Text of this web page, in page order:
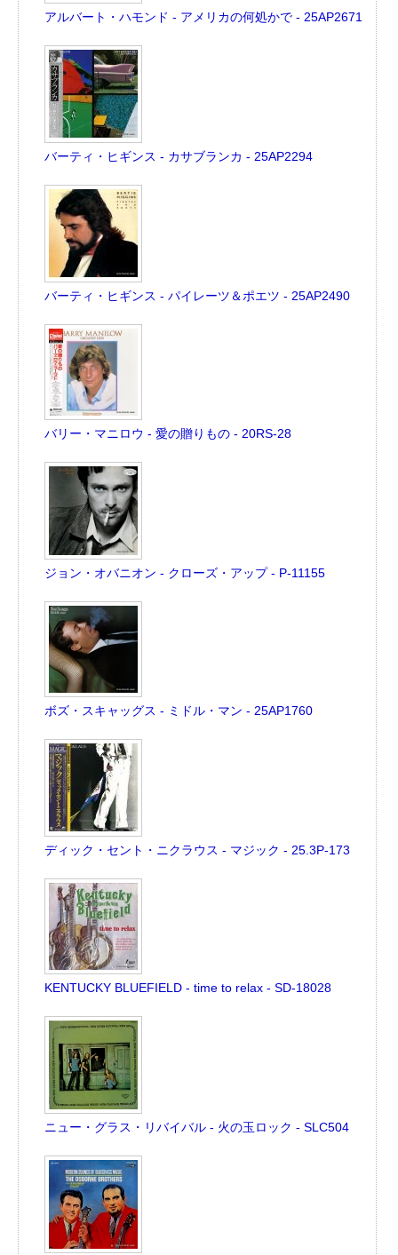
アルバート・ハモンド - アメリカの何処かで - 25AP2671
バーティ・ヒギンス - カサブランカ - 25AP2294
バーティ・ヒギンス - パイレーツ＆ポエツ - 25AP2490
バリー・マニロウ - 愛の贈りもの - 20RS-28
ジョン・オバニオン - クローズ・アップ - P-11155
ボズ・スキャッグス - ミドル・マン - 25AP1760
ディック・セント・ニクラウス - マジック - 25.3P-173
KENTUCKY BLUEFIELD - time to relax - SD-18028
ニュー・グラス・リバイバル - 火の玉ロック - SLC504